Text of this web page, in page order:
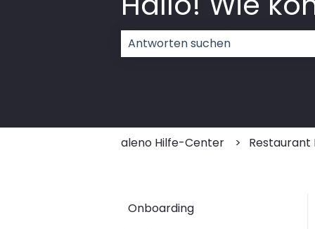
aleno Hilfe-Center Restaurant
Onboarding